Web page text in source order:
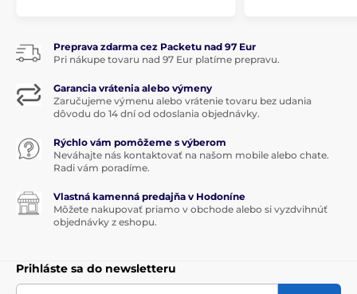
Preprava zdarma cez Packetu nad 97 Eur
Pri nákupe tovaru nad 97 Eur platíme prepravu.
Garancia vrátenia alebo výmeny
Zaručujeme výmenu alebo vrátenie tovaru bez udania
dôvodu do 14 dní od odoslania objednávky.
Rýchlo vám pomôžeme s výberom
Neváhajte nás kontaktovať na našom mobile alebo chate.
Radi vám poradíme.
Vlastná kamenná predajňa v Hodoníne
Môžete nakupovať priamo v obchode alebo si vyzdvihnúť
objednávky z eshopu.
Prihláste sa do newsletteru